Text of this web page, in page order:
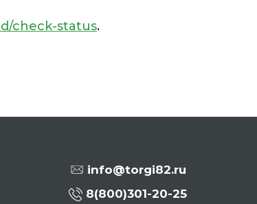
check-status.
info@torgi82.ru
8(800)301-20-25